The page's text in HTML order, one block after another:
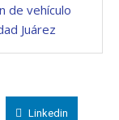
de vehículo
Juárez
Linkedin